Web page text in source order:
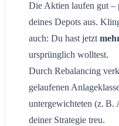
Die Aktien laufen gut –
deines Depots aus.
auch: Du hast jetzt
ursprünglich wolltest.
Durch Rebalancing
gelaufenen
untergewichteten (z. B.
deiner Strategie treu.